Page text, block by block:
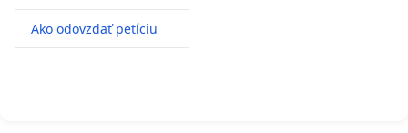
Ako odovzdať petíciu